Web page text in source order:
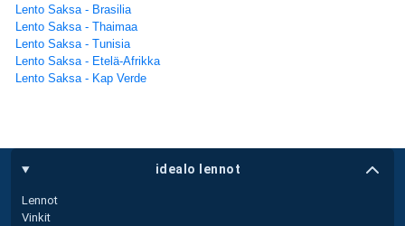
Lento Saksa - Brasilia
Lento Saksa - Thaimaa
Lento Saksa - Tunisia
Lento Saksa - Etelä-Afrikka
Lento Saksa - Kap Verde
idealo lennot
Lennot
Vinkit